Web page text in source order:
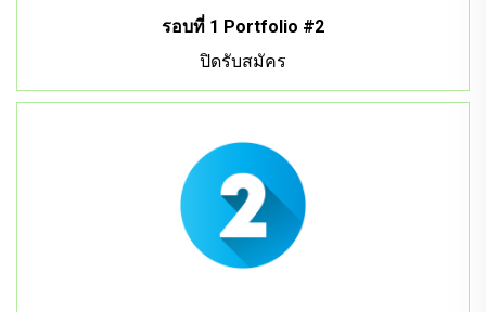
รอบที่ 1 Portfolio #2
ปิดรับสมัคร